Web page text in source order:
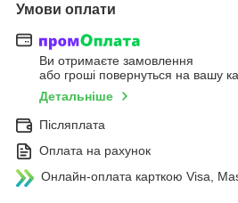
Умови оплати
Ви отримаєте замовлення
або гроші повернуться на вашу
Детальніше
Післяплата
Оплата на рахунок
Онлайн-оплата карткою Visa,